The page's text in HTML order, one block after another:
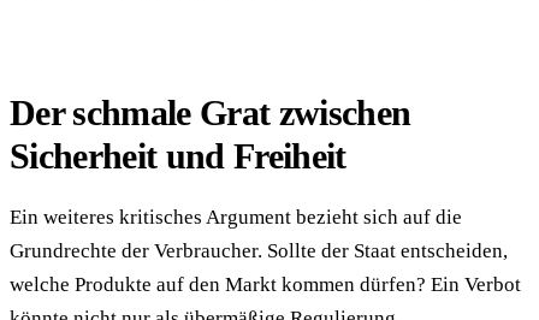
Der schmale Grat zwischen
Sicherheit und Freiheit
Ein weiteres kritisches Argument bezieht sich auf die
Grundrechte der Verbraucher. Sollte der Staat entscheiden,
welche Produkte auf den Markt kommen dürfen? Ein Verbot